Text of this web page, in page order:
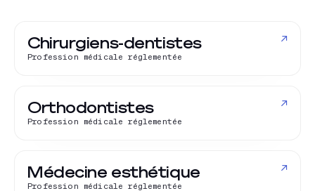
Chirurgiens-dentistes
Profession médicale réglementée
↗
Orthodontistes
Profession médicale réglementée
↗
Médecine esthétique
Profession médicale réglementée
↗